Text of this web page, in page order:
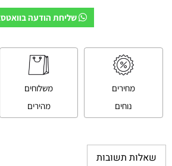
שליחת הודעה
מחירים
נוחים
משלוחים
מהירים
שאלות תשובות